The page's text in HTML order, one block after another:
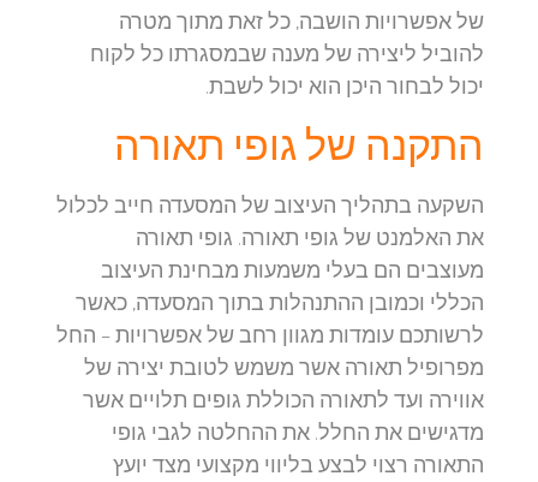
של אפשרויות הושבה, כל זאת מתוך מטרה
להוביל ליצירה של מענה שבמסגרתו כל לקוח
יכול לבחור היכן הוא יכול לשבת.
התקנה של גופי תאורה
השקעה בתהליך העיצוב של המסעדה חייב לכלול
את האלמנט של גופי תאורה. גופי תאורה
מעוצבים הם בעלי משמעות מבחינת העיצוב
הכללי וכמובן ההתנהלות בתוך המסעדה, כאשר
לרשותכם עומדות מגוון רחב של אפשרויות – החל
מפרופיל תאורה אשר משמש לטובת יצירה של
אווירה ועד לתאורה הכוללת גופים תלויים אשר
מדגישים את החלל. את ההחלטה לגבי גופי
התאורה רצוי לבצע בליווי מקצועי מצד יועץ